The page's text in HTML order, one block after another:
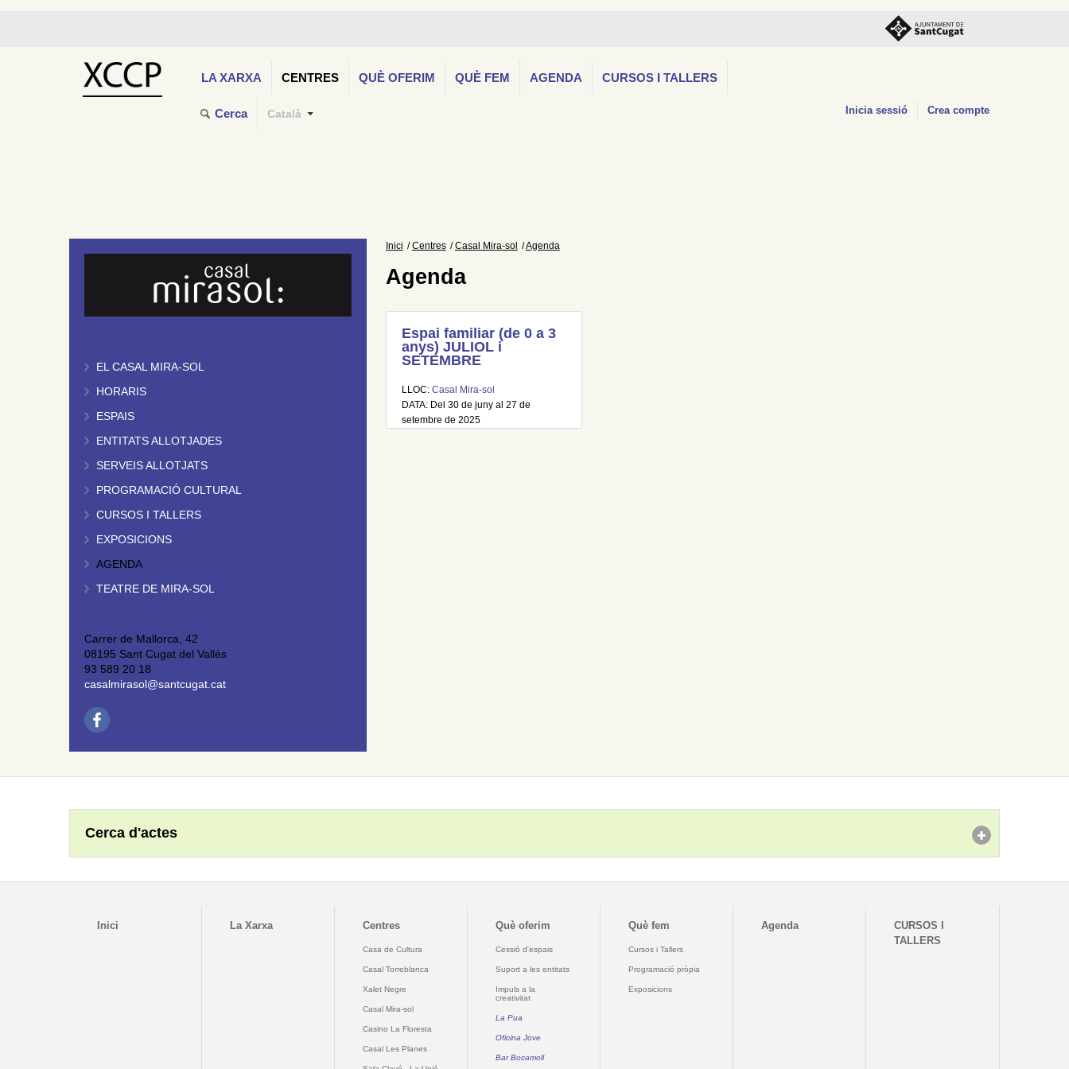
LA XARXA CENTRES QUÈ OFERIM QUÈ FEM AGENDA CURSOS I TALLERS
Cerca Català Inicia sessió Crea compte
EL CASAL MIRA-SOL
HORARIS
ESPAIS
ENTITATS ALLOTJADES
SERVEIS ALLOTJATS
PROGRAMACIÓ CULTURAL
CURSOS I TALLERS
EXPOSICIONS
AGENDA
TEATRE DE MIRA-SOL
Carrer de Mallorca, 42
08195 Sant Cugat del Vallès
93 589 20 18
casalmirasol@santcugat.cat
Inici Centres Casal Mira-sol Agenda
Agenda
Espai familiar (de 0 a 3
anys) JULIOL i
SETEMBRE
LLOC: Casal Mira-sol
DATA: Del 30 de juny al 27 de
setembre de 2025
Cerca d'actes
Inici La Xarxa Centres
Casa de Cultura
Casal Torreblanca
Xalet Negre
Casal Mira-sol
Casino La Floresta
Casal Les Planes
Què oferim
Cessió d'espais
Suport a les entitats
Impuls a la
creativitat
La Pua
Oficina Jove
Bar Bocamoll
Què fem
Cursos i Tallers
Programació pròpia
Exposicions
Agenda
CURSOS I
TALLERS